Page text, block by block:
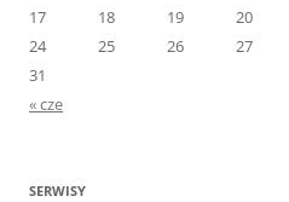
17
18 19 20
24
25 26 27
31
« cze
SERWISY